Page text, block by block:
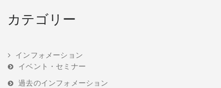
カテゴリー
インフォメーション
イベント・セミナー
過去のインフォメーション